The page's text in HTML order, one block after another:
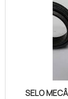
vai aten.
SELO